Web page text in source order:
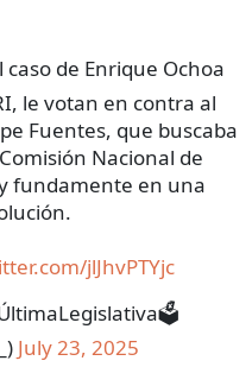
caso de Enrique Ochoa
le votan en contra al
Fuentes, que buscaba
Nacional de
fundamente en una
jlJhvPTYjc
July 23, 2025